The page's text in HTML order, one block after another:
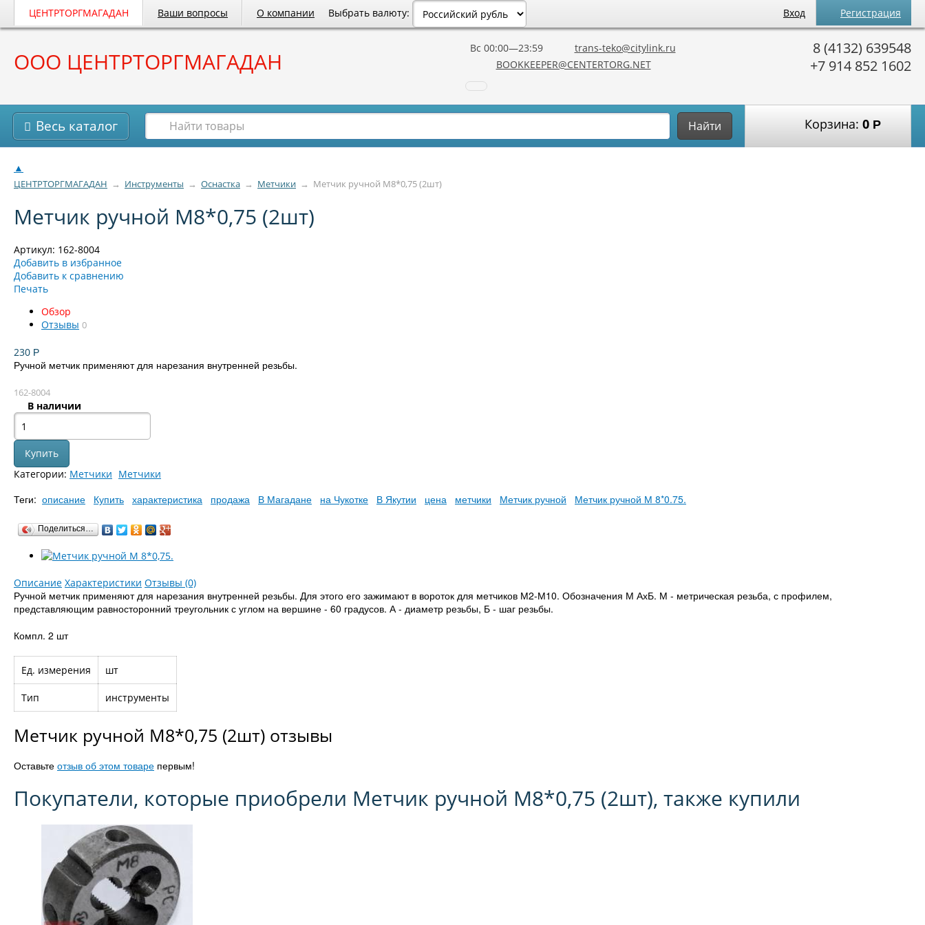
ЦЕНТРТОРГМАГАДАН Ваши вопросы О компании Вход Регистрация
Выбрать валюту:
ООО ЦЕНТРТОРГМАГАДАН
8 (4132) 639548
+7 914 852 1602
Вс 00:00—23:59
trans-teko@citylink.ru
BOOKKEEPER@CENTERTORG.NET
Корзина: 0 Р
Весь каталог Найти
▲
ЦЕНТРТОРГМАГАДАН → Инструменты → Оснастка → Метчики → Метчик ручной М8*0,75 (2шт)
Метчик ручной М8*0,75 (2шт)
Артикул: 162-8004
Добавить в избранное
Добавить к сравнению
Печать
Обзор
Отзывы 0
230 Р
Ручной метчик применяют для нарезания внутренней резьбы.
162-8004
В наличии
Категории: Метчики Метчики
Теги: описание Купить характеристика продажа В Магадане на Чукотке В Якутии цена метчики Метчик ручной Метчик ручной М 8*0.75.
Поделиться…
Описание Характеристики Отзывы (0)
Ручной метчик применяют для нарезания внутренней резьбы. Для этого его зажимают в вороток для метчиков М2-М10. Обозначения М АхБ. М - метрическая резьба, с профилем,
представляющим равносторонний треугольник с углом на вершине - 60 градусов. А - диаметр резьбы, Б - шаг резьбы.
Компл. 2 шт
Ед. измерения шт
Тип инструменты
Метчик ручной М8*0,75 (2шт) отзывы
Оставьте отзыв об этом товаре первым!
Покупатели, которые приобрели Метчик ручной М8*0,75 (2шт), также купили